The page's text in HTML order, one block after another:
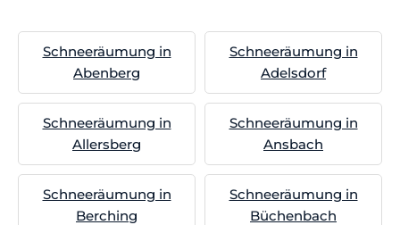
Schneeräumung in
Abenberg
Schneeräumung in
Adelsdorf
Schneeräumung in
Allersberg
Schneeräumung in
Ansbach
Schneeräumung in
Berching
Schneeräumung in
Büchenbach